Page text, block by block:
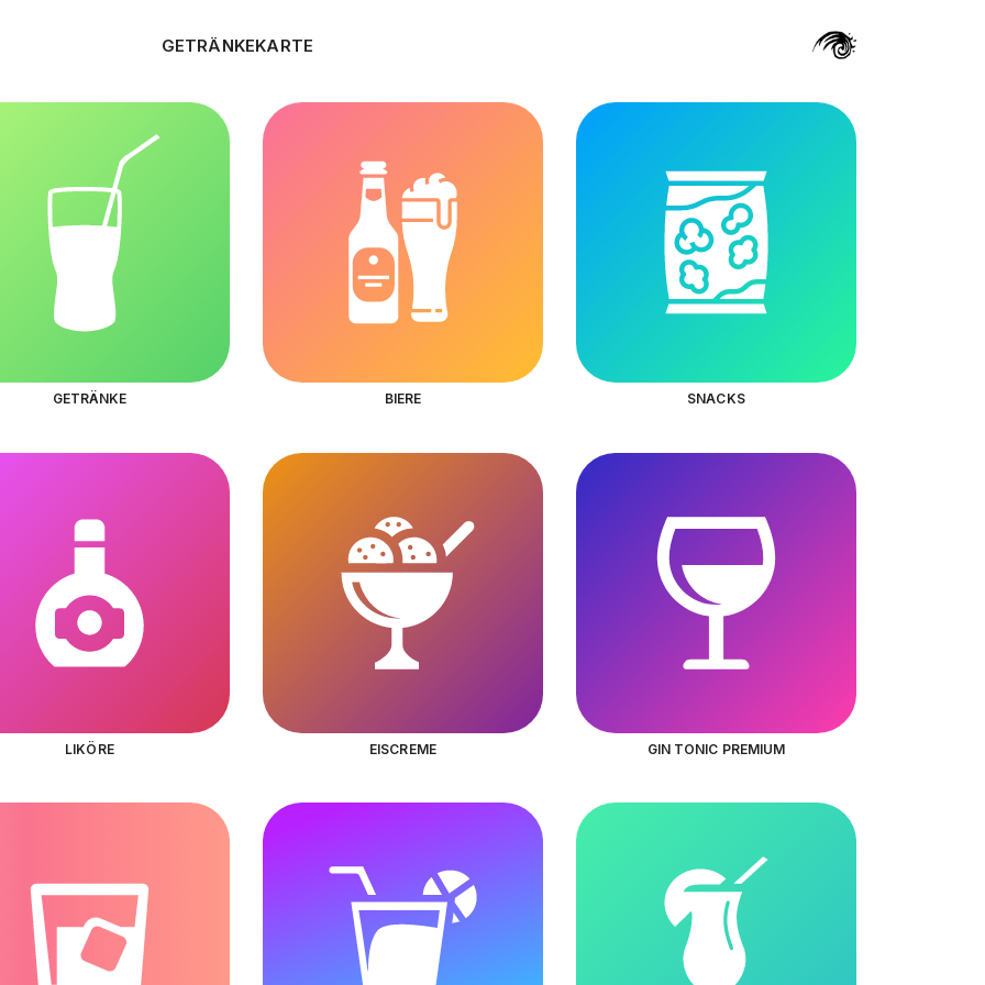
GETRÄNKEKARTE
GETRÄNKE BIERE SNACKS
LIKÖRE EISCREME GIN TONIC PREMIUM